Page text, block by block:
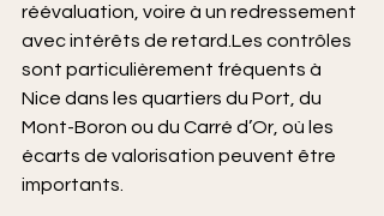
réévaluation, voire à un redressement
avec intérêts de retard.Les contrôles
sont particulièrement fréquents à
Nice dans les quartiers du Port, du
Mont-Boron ou du Carré d’Or, où les
écarts de valorisation peuvent être
importants.